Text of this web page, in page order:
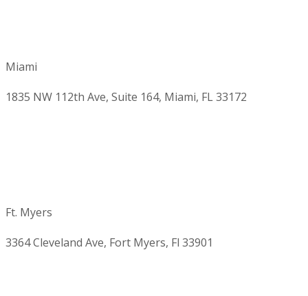
Miami
1835 NW 112th Ave, Suite 164, Miami, FL 33172
Ft. Myers
3364 Cleveland Ave, Fort Myers, Fl 33901